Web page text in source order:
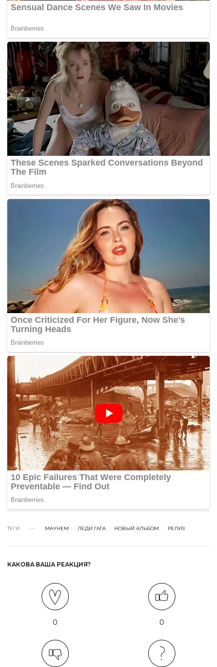
ТЕГИ MAYHEM ЛЕДИ ГАГА НОВЫЙ АЛЬБОМ РЕЛИЗ
КАКОВА ВАША РЕАКЦИЯ?
0 0